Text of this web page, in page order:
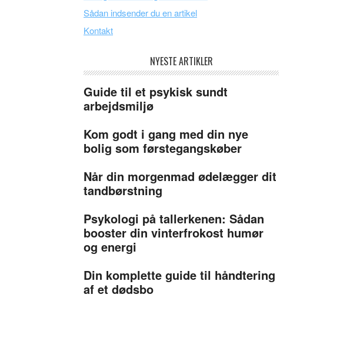
Sådan indsender du en artikel
Kontakt
NYESTE ARTIKLER
Guide til et psykisk sundt
arbejdsmiljø
Kom godt i gang med din nye
bolig som førstegangskøber
Når din morgenmad ødelægger dit
tandbørstning
Psykologi på tallerkenen: Sådan
booster din vinterfrokost humør
og energi
Din komplette guide til håndtering
af et dødsbo